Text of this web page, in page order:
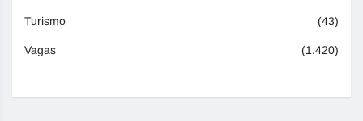
Turismo (43)
Vagas (1.420)